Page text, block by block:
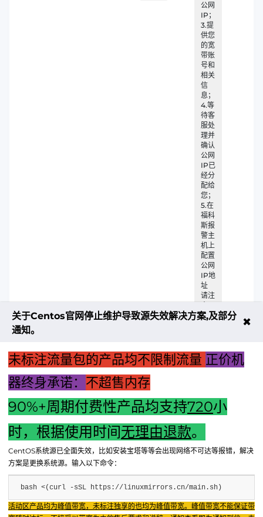
公网
IP；
3.提
供您
的宽
带账
号和
相关
信
息；
4.等
待客
服处
理并
确认
公网
IP已
经分
配给
您；
5.在
福科
斯报
警主
机上
配置
公网
IP地
址
请注
化配置】
下一篇：电脑主机硬件概览：核心组件及其功能解析
Fenxun Tech 飞讯科技旗下云平台，相关服务主体：
关于Centos官网停止维护导致源失效解决方案,及部分
通知。
✖
未标注流量包的产品均不限制流量 正价机
器终身承诺： 不超售内存
90%+周期付费性产品均支持720小
时，根据使用时间无理由退款。
CentOS系统源已全面失效，比如安装宝塔等等会出现网络不可达等报错，解决
方案是更换系统源。输入以下命令：
bash <(curl -sSL https://linuxmirrors.cn/main.sh)
活动区产品均为峰值带宽，未标注独享的也均为峰值带宽。峰值带宽不能保证带